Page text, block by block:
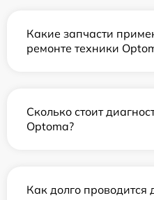
Какие запчасти
ремонте техники
Сколько стоит
Optoma?
Как долго проводится